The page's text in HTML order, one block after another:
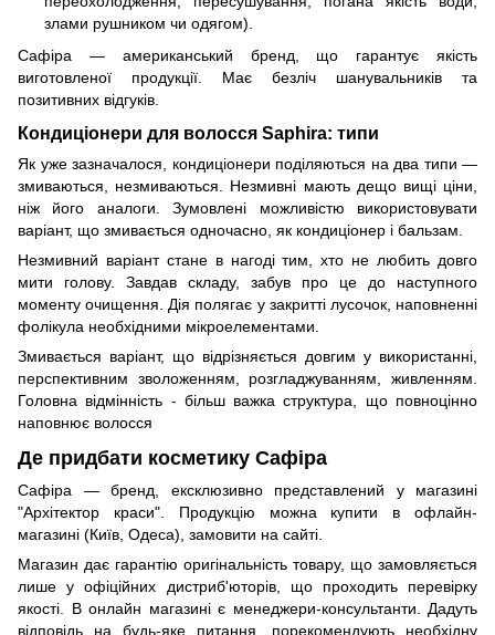
злами рушником чи одягом).
Сафіра — американський бренд, що гарантує якість
виготовленої продукції. Має безліч шанувальників та
позитивних відгуків.
Кондиціонери для волосся Saphira: типи
Як уже зазначалося, кондиціонери поділяються на два типи —
змиваються, незмиваються. Незмивні мають дещо вищі ціни,
ніж його аналоги. Зумовлені можливістю використовувати
варіант, що змивається одночасно, як кондиціонер і бальзам.
Незмивний варіант стане в нагоді тим, хто не любить довго
мити голову. Завдав складу, забув про це до наступного
моменту очищення. Дія полягає у закритті лусочок, наповненні
фолікула необхідними мікроелементами.
Змивається варіант, що відрізняється довгим у використанні,
перспективним зволоженням, розгладжуванням, живленням.
Головна відмінність - більш важка структура, що повноцінно
наповнює волосся
Де придбати косметику Сафіра
Сафіра — бренд, ексклюзивно представлений у магазині
"Архітектор краси". Продукцію можна купити в офлайн-
магазині (Київ, Одеса), замовити на сайті.
Магазин дає гарантію оригінальність товару, що замовляється
лише у офіційних дистриб'юторів, що проходить перевірку
якості. В онлайн магазині є менеджери-консультанти. Дадуть
відповідь на будь-яке питання, порекомендують необхідну